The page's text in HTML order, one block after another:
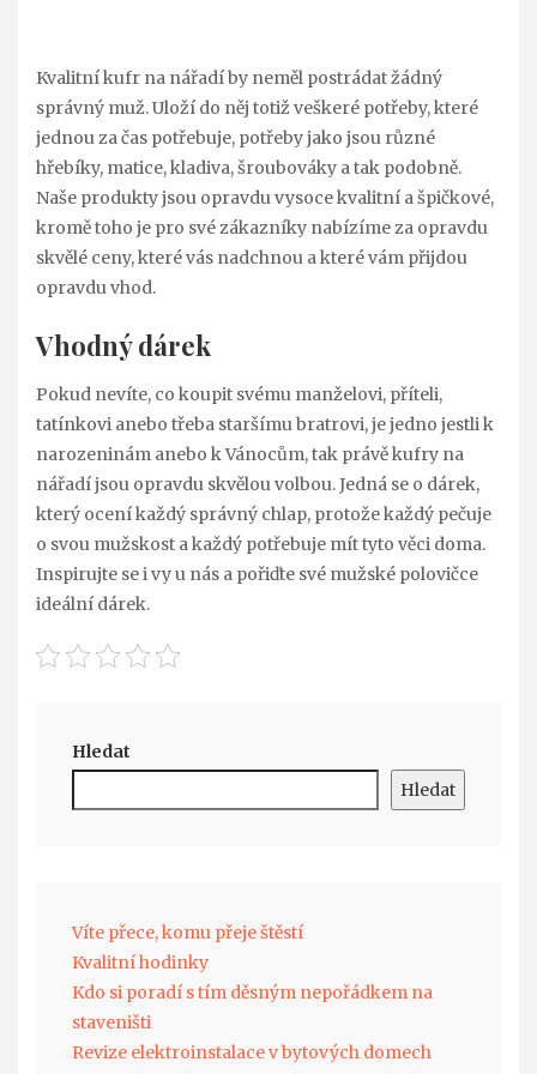
Kvalitníkufr na nářadíby neměl postrádat žádný
správný muž. Uloží do něj totiž veškeré potřeby, které
jednou za čas potřebuje, potřeby jako jsou různé
hřebíky, matice, kladiva, šroubováky a tak podobně.
Naše produkty jsou opravdu vysoce kvalitní a špičkové,
kromě toho je pro své zákazníky nabízíme za opravdu
skvělé ceny, které vás nadchnou a které vám přijdou
opravdu vhod.
Vhodný dárek
Pokud nevíte, co koupit svému manželovi, příteli,
tatínkovi anebo třeba staršímu bratrovi, je jedno jestli k
narozeninám anebo k Vánocům, tak právě kufry na
nářadí jsou opravdu skvělou volbou. Jedná se o dárek,
který ocení každý správný chlap, protože každý pečuje
o svou mužskost a každý potřebuje mít tyto věci doma.
Inspirujte se i vy u nás a pořiďte své mužské polovičce
ideální dárek.
Hledat
Hledat
Víte přece, komu přeje štěstí
Kvalitní hodinky
Kdo si poradí s tím děsným nepořádkem na
staveništi
Revize elektroinstalace v bytových domech